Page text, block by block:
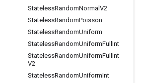
StatelessRandomNormal V2
StatelessRandomPoisson
StatelessRandomUniform
StatelessRandomUniformFull Int
StatelessRandomUniformFull Int
V2
StatelessRandomUniformInt